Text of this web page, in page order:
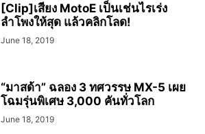
[Clip]เสียง MotoE เป็นเช่นไรเร่ง
ลำโพงให้สุด แล้วคลิกโลด!
June 18, 2019
“มาสด้า” ฉลอง 3 ทศวรรษ MX-5 เผย
โฉมรุ่นพิเศษ 3,000 คันทั่วโลก
June 18, 2019